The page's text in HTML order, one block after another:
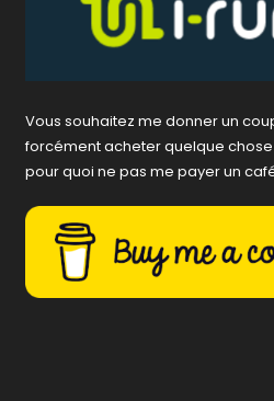
Vous souhaitez me donner un
forcément acheter quelque chose
pour quoi ne pas me payer un